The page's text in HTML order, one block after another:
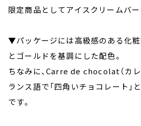
限定商品としてアイスクリームバー
▼パッケージには高級感のある化粧
とゴールドを基調にした配色。
ちなみに、Carre de chocolat（カレ
ランス語で「四角いチョコレート」
です。